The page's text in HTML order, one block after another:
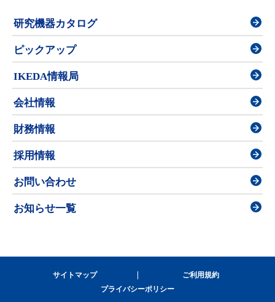
研究機器カタログ
ピックアップ
IKEDA情報局
会社情報
財務情報
採用情報
お問い合わせ
お知らせ一覧
サイトマップ
ご利用規約
プライバシーポリシー